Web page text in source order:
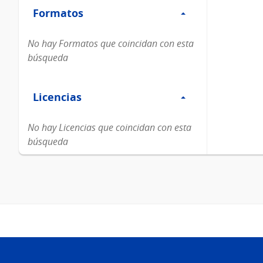
Formatos
Formatos
No hay Formatos que coincidan con esta
búsqueda
Licencias
Licencias
No hay Licencias que coincidan con esta
búsqueda